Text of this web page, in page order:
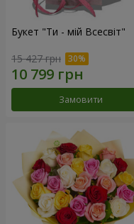
Букет "Ти - мій Всесвіт"
15 427 грн
Замовити